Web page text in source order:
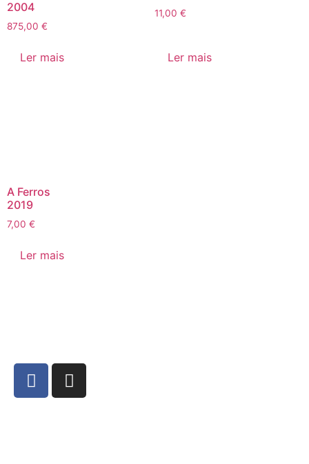
2004
875,00 €
Ler mais
11,00 €
Ler mais
A Ferros
2019
7,00 €
Ler mais